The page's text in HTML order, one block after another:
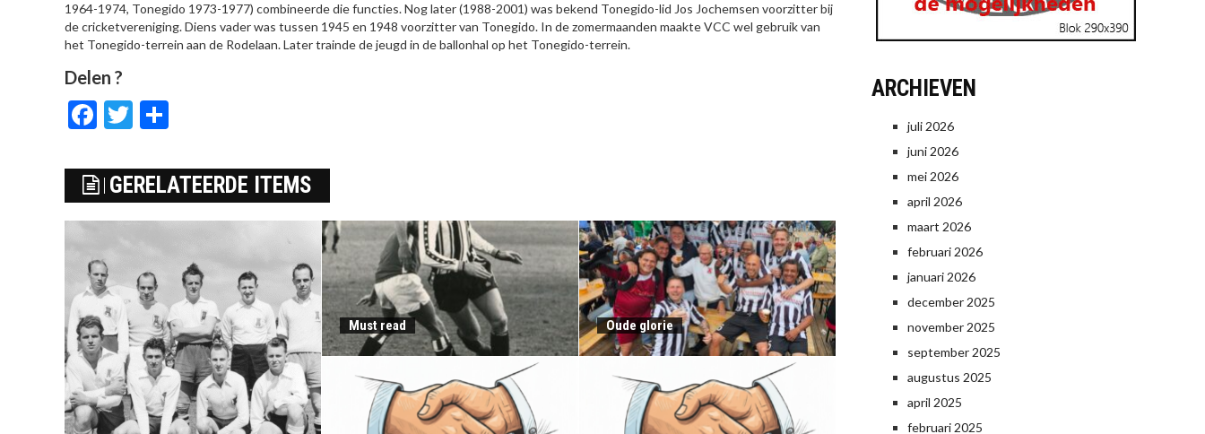
1964-1974, Tonegido 1973-1977) combineerde die functies. Nog later (1988-2001) was bekend Tonegido-lid Jos Jochemsen voorzitter bij
de cricketvereniging. Diens vader was tussen 1945 en 1948 voorzitter van Tonegido. In de zomermaanden maakte VCC wel gebruik van
het Tonegido-terrein aan de Rodelaan. Later trainde de jeugd in de ballonhal op het Tonegido-terrein.
Delen ?
Facebook
Twitter
GERELATEERDE ITEMS
Must read Oude glorie
ARCHIEVEN
juli 2026
juni 2026
mei 2026
april 2026
maart 2026
februari 2026
januari 2026
december 2025
november 2025
september 2025
augustus 2025
april 2025
februari 2025